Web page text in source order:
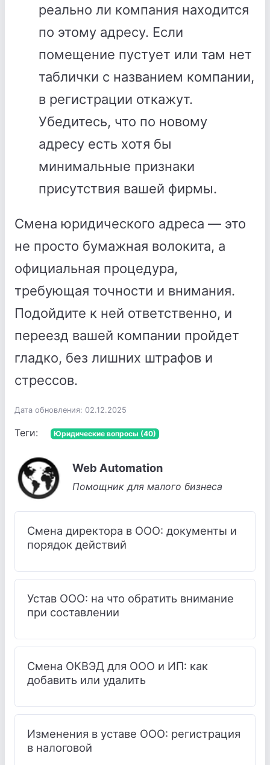
реально ли компания находится
по этому адресу. Если
помещение пустует или там нет
таблички с названием компании,
в регистрации откажут.
Убедитесь, что по новому
адресу есть хотя бы
минимальные признаки
присутствия вашей фирмы.
Смена юридического адреса — это
не просто бумажная волокита, а
официальная процедура,
требующая точности и внимания.
Подойдите к ней ответственно, и
переезд вашей компании пройдет
гладко, без лишних штрафов и
стрессов.
Дата обновления: 02.12.2025
Теги: Юридические вопросы (40)
Web Automation
Помощник для малого бизнеса
Смена директора в ООО: документы и
порядок действий
Устав ООО: на что обратить внимание
при составлении
Смена ОКВЭД для ООО и ИП: как
добавить или удалить
Изменения в уставе ООО: регистрация
в налоговой